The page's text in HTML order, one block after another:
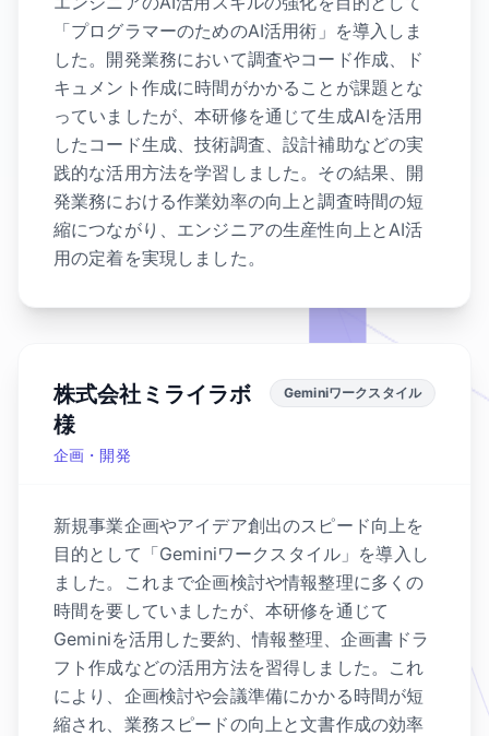
「プログラマーのためのAI活用術」を導入しま
した。開発業務において調査やコード作成、ド
キュメント作成に時間がかかることが課題とな
っていましたが、本研修を通じて生成AIを活用
したコード生成、技術調査、設計補助などの実
践的な活用方法を学習しました。その結果、開
発業務における作業効率の向上と調査時間の短
縮につながり、エンジニアの生産性向上とAI活
用の定着を実現しました。
株式会社ミライラボ
様
企画・開発
Geminiワークスタイル
新規事業企画やアイデア創出のスピード向上を
目的として「Geminiワークスタイル」を導入し
ました。これまで企画検討や情報整理に多くの
時間を要していましたが、本研修を通じて
Geminiを活用した要約、情報整理、企画書ドラ
フト作成などの活用方法を習得しました。これ
により、企画検討や会議準備にかかる時間が短
縮され、業務スピードの向上と文書作成の効率